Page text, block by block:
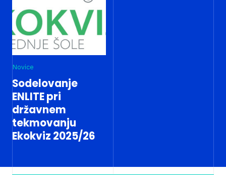
Novice
Sodelovanje
ENLITE pri
državnem
tekmovanju
Ekokviz 2025/26